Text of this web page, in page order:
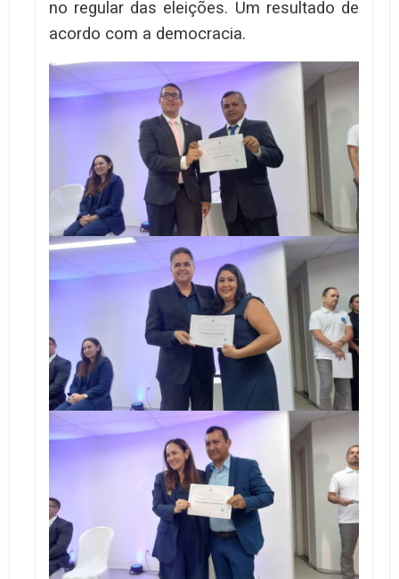
no regular das eleições. Um resultado de
acordo com a democracia.